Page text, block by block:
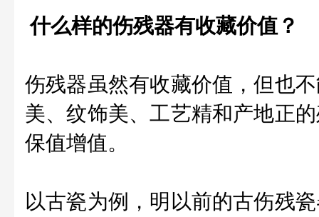
什么样的伤残器有收藏价值？
伤残器虽然有收藏价值，但也
美、纹饰美、工艺精和产地正
保值增值。
以古瓷为例，明以前的古伤残